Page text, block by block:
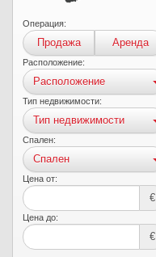
Операция:
Продажа Аренда
Расположение:
Расположение
Тип недвижимости:
Тип недвижимости
Спален:
Спален
Цена от:
€
Цена до:
€